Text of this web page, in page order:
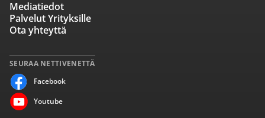
SEURAA NETTIVENETTÄ
Facebook
Youtube
Mediatiedot
Palvelut Yrityksille
Ota yhteyttä